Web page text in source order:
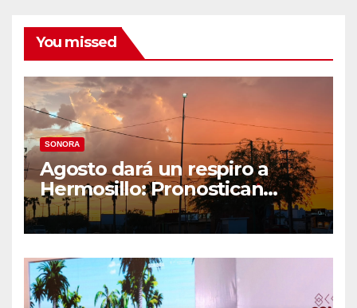
You missed
SONORA
Agosto dará un respiro a
Hermosillo: Pronostican
semana lluviosa y
temperaturas de hasta 34°C